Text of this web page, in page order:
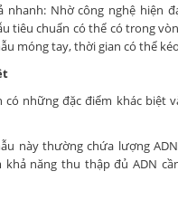
nhanh: Nhờ công nghệ hiện
tiêu chuẩn có thể có trong
móng tay, thời gian có thể
có những đặc điểm khác biệt
này thường chứa lượng
khả năng thu thập đủ ADN